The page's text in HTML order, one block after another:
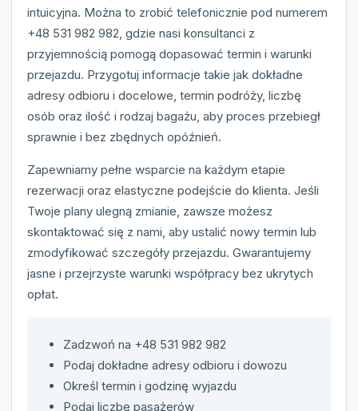
intuicyjna. Można to zrobić telefonicznie pod numerem
+48 531 982 982, gdzie nasi konsultanci z
przyjemnością pomogą dopasować termin i warunki
przejazdu. Przygotuj informacje takie jak dokładne
adresy odbioru i docelowe, termin podróży, liczbę
osób oraz ilość i rodzaj bagażu, aby proces przebiegł
sprawnie i bez zbędnych opóźnień.
Zapewniamy pełne wsparcie na każdym etapie
rezerwacji oraz elastyczne podejście do klienta. Jeśli
Twoje plany ulegną zmianie, zawsze możesz
skontaktować się z nami, aby ustalić nowy termin lub
zmodyfikować szczegóły przejazdu. Gwarantujemy
jasne i przejrzyste warunki współpracy bez ukrytych
opłat.
Zadzwoń na +48 531 982 982
Podaj dokładne adresy odbioru i dowozu
Określ termin i godzinę wyjazdu
Podaj liczbę pasażerów